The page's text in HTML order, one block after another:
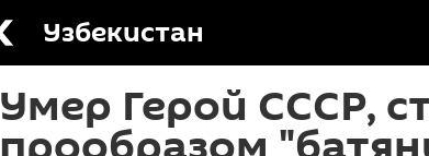
Узбекистан
Умер Герой СССР,